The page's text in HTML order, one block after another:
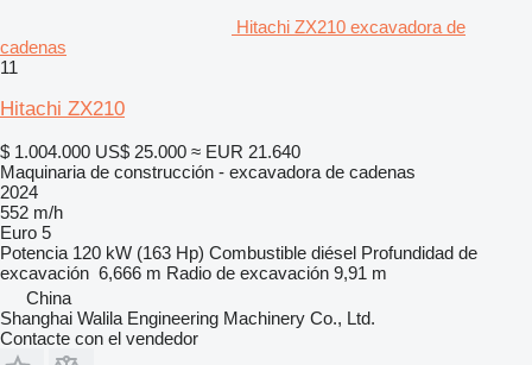
Hitachi ZX210 excavadora de
cadenas
11
Hitachi ZX210
$ 1.004.000 US$ 25.000 ≈ EUR 21.640
Maquinaria de construcción - excavadora de cadenas
2024
552 m/h
Euro 5
Potencia 120 kW (163 Hp) Combustible diésel Profundidad de
excavación 6,666 m Radio de excavación 9,91 m
China
Shanghai Walila Engineering Machinery Co., Ltd.
Contacte con el vendedor